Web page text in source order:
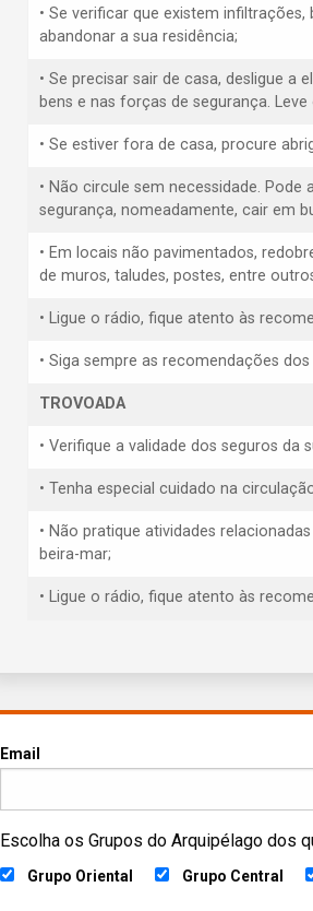
• Se verificar que existem
abandonar a sua residência;
• Se precisar sair de casa, desligue a
bens e nas forças de segurança.
• Se estiver fora de casa, procure
• Não circule sem necessidade.
segurança, nomeadamente, cair em
• Em locais não pavimentados,
de muros, taludes, postes, entre
• Ligue o rádio, fique atento às
• Siga sempre as recomendações
TROVOADA
• Verifique a validade dos seguros
• Tenha especial cuidado na
• Não pratique atividades
beira-mar;
• Ligue o rádio, fique atento às
Email
Escolha os Grupos do Arquipélago dos
Grupo Oriental Grupo Central